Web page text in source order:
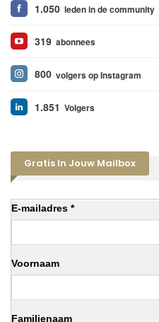
1.050 leden in de community
319 abonnees
800 volgers op Instagram
1.851 Volgers
Gratis In Jouw Mailbox
E-mailadres *
Voornaam
Familienaam